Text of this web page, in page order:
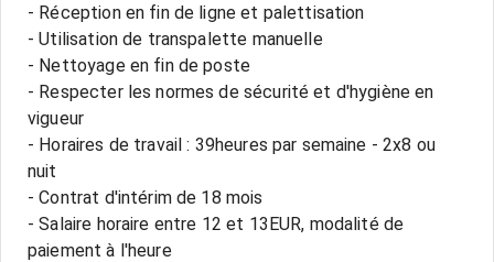
- Réception en fin de ligne et palettisation
- Utilisation de transpalette manuelle
- Nettoyage en fin de poste
- Respecter les normes de sécurité et d'hygiène en
vigueur
- Horaires de travail : 39heures par semaine - 2x8 ou
nuit
- Contrat d'intérim de 18 mois
- Salaire horaire entre 12 et 13EUR, modalité de
paiement à l'heure